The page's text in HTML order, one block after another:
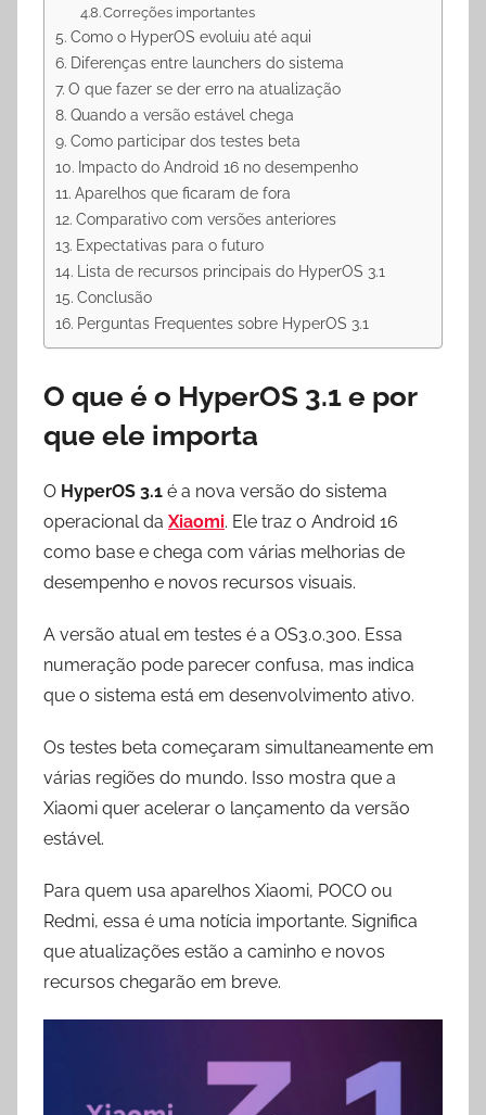
Correções importantes
Como o HyperOS evoluiu até aqui
Diferenças entre launchers do sistema
O que fazer se der erro na atualização
Quando a versão estável chega
Como participar dos testes beta
Impacto do Android 16 no desempenho
Aparelhos que ficaram de fora
Comparativo com versões anteriores
Expectativas para o futuro
Lista de recursos principais do HyperOS 3.1
Conclusão
Perguntas Frequentes sobre HyperOS 3.1
O que é o HyperOS 3.1 e por
que ele importa
O HyperOS 3.1 é a nova versão do sistema
operacional da Xiaomi. Ele traz o Android 16
como base e chega com várias melhorias de
desempenho e novos recursos visuais.
A versão atual em testes é a OS3.0.300. Essa
numeração pode parecer confusa, mas indica
que o sistema está em desenvolvimento ativo.
Os testes beta começaram simultaneamente em
várias regiões do mundo. Isso mostra que a
Xiaomi quer acelerar o lançamento da versão
estável.
Para quem usa aparelhos Xiaomi, POCO ou
Redmi, essa é uma notícia importante. Significa
que atualizações estão a caminho e novos
recursos chegarão em breve.